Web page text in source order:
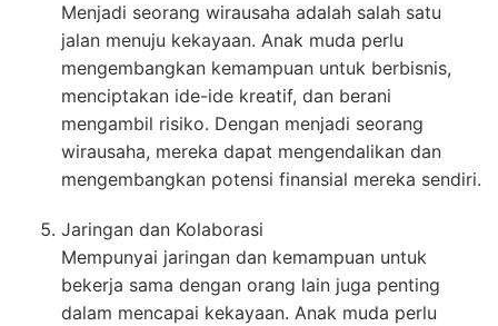
Menjadi seorang wirausaha adalah salah satu
jalan menuju kekayaan. Anak muda perlu
mengembangkan kemampuan untuk berbisnis,
menciptakan ide-ide kreatif, dan berani
mengambil risiko. Dengan menjadi seorang
wirausaha, mereka dapat mengendalikan dan
mengembangkan potensi finansial mereka sendiri.
Jaringan dan Kolaborasi
Mempunyai jaringan dan kemampuan untuk
bekerja sama dengan orang lain juga penting
dalam mencapai kekayaan. Anak muda perlu